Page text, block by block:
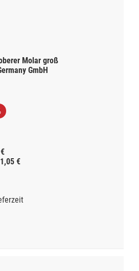
Molar groß
GmbH
€